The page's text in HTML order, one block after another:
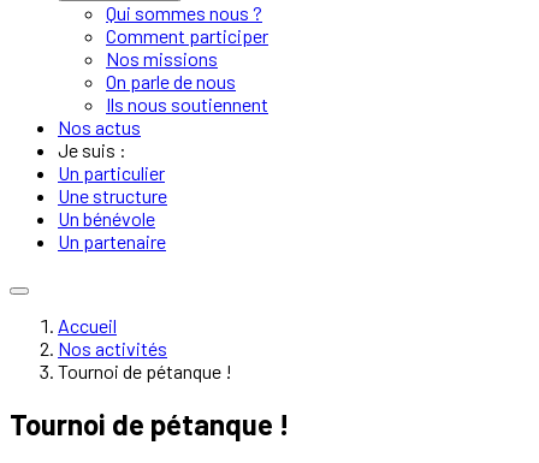
Qui sommes nous ?
Comment participer
Nos missions
On parle de nous
Ils nous soutiennent
Nos actus
Je suis :
Un particulier
Une structure
Un bénévole
Un partenaire
Accueil
Nos activités
Tournoi de pétanque !
Tournoi de pétanque !